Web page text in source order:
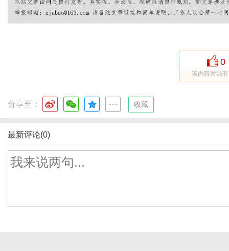
0
该内容对我
分享至： 收藏
最新评论(0)